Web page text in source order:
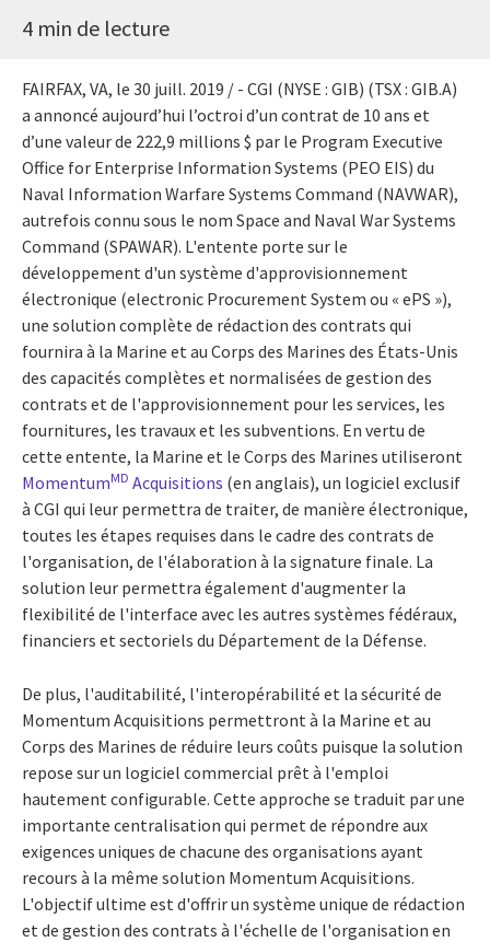
4 min de lecture
FAIRFAX, VA, le 30 juill. 2019 / - CGI (NYSE : GIB) (TSX : GIB.A)
a annoncé aujourd’hui l’octroi d’un contrat de 10 ans et
d’une valeur de 222,9 millions $ par le Program Executive
Office for Enterprise Information Systems (PEO EIS) du
Naval Information Warfare Systems Command (NAVWAR),
autrefois connu sous le nom Space and Naval War Systems
Command (SPAWAR). L'entente porte sur le
développement d'un système d'approvisionnement
électronique (electronic Procurement System ou « ePS »),
une solution complète de rédaction des contrats qui
fournira à la Marine et au Corps des Marines des États-Unis
des capacités complètes et normalisées de gestion des
contrats et de l'approvisionnement pour les services, les
fournitures, les travaux et les subventions. En vertu de
cette entente, la Marine et le Corps des Marines utiliseront
MomentumMD Acquisitions (en anglais), un logiciel exclusif
à CGI qui leur permettra de traiter, de manière électronique,
toutes les étapes requises dans le cadre des contrats de
l'organisation, de l'élaboration à la signature finale. La
solution leur permettra également d'augmenter la
flexibilité de l'interface avec les autres systèmes fédéraux,
financiers et sectoriels du Département de la Défense.
De plus, l'auditabilité, l'interopérabilité et la sécurité de
Momentum Acquisitions permettront à la Marine et au
Corps des Marines de réduire leurs coûts puisque la solution
repose sur un logiciel commercial prêt à l'emploi
hautement configurable. Cette approche se traduit par une
importante centralisation qui permet de répondre aux
exigences uniques de chacune des organisations ayant
recours à la même solution Momentum Acquisitions.
L'objectif ultime est d'offrir un système unique de rédaction
et de gestion des contrats à l'échelle de l'organisation en